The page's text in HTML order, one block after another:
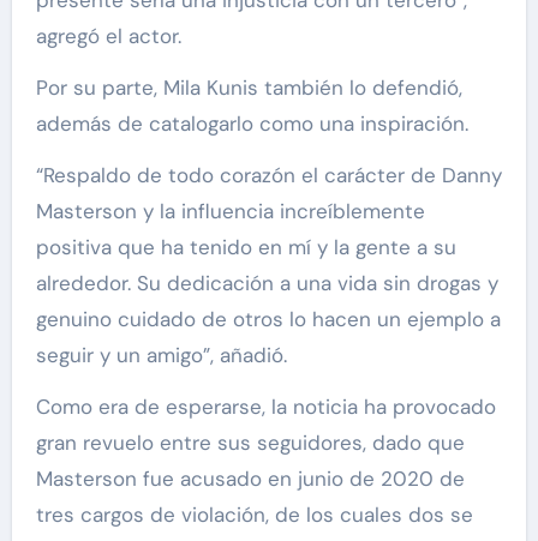
agregó el actor.
Por su parte, Mila Kunis también lo defendió,
además de catalogarlo como una inspiración.
“Respaldo de todo corazón el carácter de Danny
Masterson y la influencia increíblemente
positiva que ha tenido en mí y la gente a su
alrededor. Su dedicación a una vida sin drogas y
genuino cuidado de otros lo hacen un ejemplo a
seguir y un amigo”, añadió.
Como era de esperarse, la noticia ha provocado
gran revuelo entre sus seguidores, dado que
Masterson fue acusado en junio de 2020 de
tres cargos de violación, de los cuales dos se